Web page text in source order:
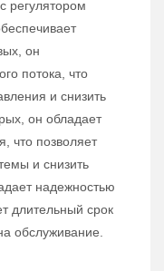
регулятором
он
потока, что
и снизить
он обладает
что позволяет
и снизить
надежностью
длительный срок
обслуживание.